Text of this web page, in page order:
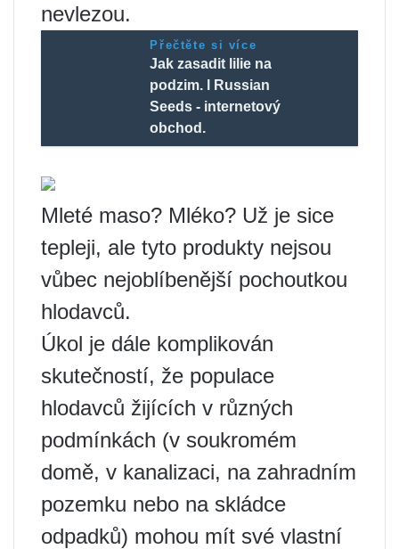
nevlezou.
Přečtěte si více
Jak zasadit lilie na
podzim. l Russian
Seeds - internetový
obchod.
Mleté maso? Mléko? Už je sice
tepleji, ale tyto produkty nejsou
vůbec nejoblíbenější pochoutkou
hlodavců.
Úkol je dále komplikován
skutečností, že populace
hlodavců žijících v různých
podmínkách (v soukromém
domě, v kanalizaci, na zahradním
pozemku nebo na skládce
odpadků) mohou mít své vlastní